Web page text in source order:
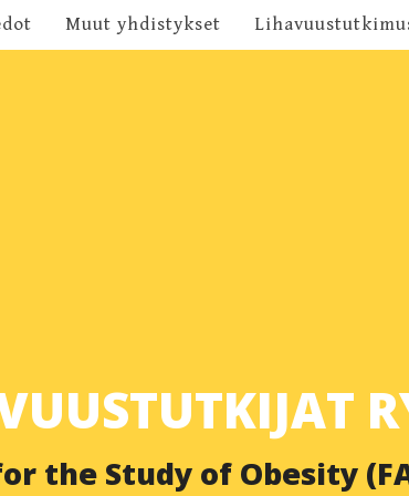
Muut yhdistykset
the Study of Obesity